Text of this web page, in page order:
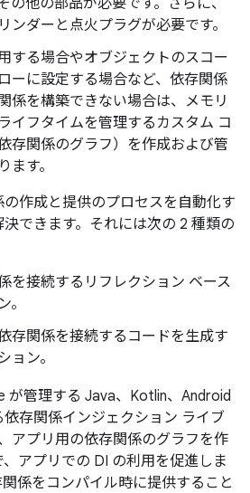
ンダーと点火プラグが必要です。
する場合やオブジェクトのスコー
ーに設定する場合など、依存関係
係を構築できない場合は、メモリ
イフタイムを管理するカスタム コ
存関係のグラフ）を作成および管
ます。
作成と提供のプロセスを自動化す
できます。それには次の 2 種類の
を接続するリフレクション ベース
存関係を接続するコードを生成す
ョン。
が管理する Java、Kotlin、Android
存関係インジェクション ライブ
アプリ用の依存関係のグラフを作
アプリでの DI の利用を促進しま
係をコンパイル時に提供すること